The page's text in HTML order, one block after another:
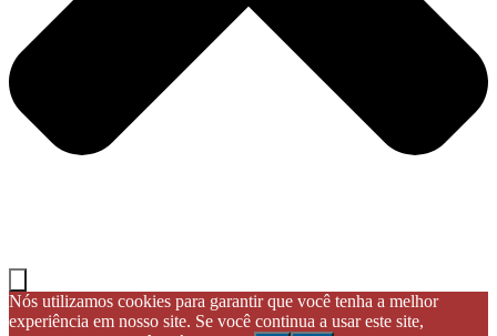
Nós utilizamos cookies para garantir que você tenha a melhor
experiência em nosso site. Se você continua a usar este site,